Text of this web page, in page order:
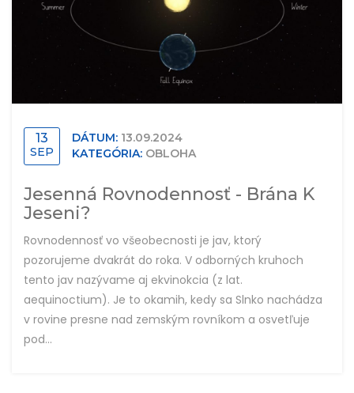
13
SEP
DÁTUM: 13.09.2024
KATEGÓRIA: OBLOHA
Jesenná Rovnodennosť - Brána K
Jeseni?
Rovnodennosť vo všeobecnosti je jav, ktorý
pozorujeme dvakrát do roka. V odborných kruhoch
tento jav nazývame aj ekvinokcia (z lat.
aequinoctium). Je to okamih, kedy sa Slnko nachádza
v rovine presne nad zemským rovníkom a osvetľuje
pod...